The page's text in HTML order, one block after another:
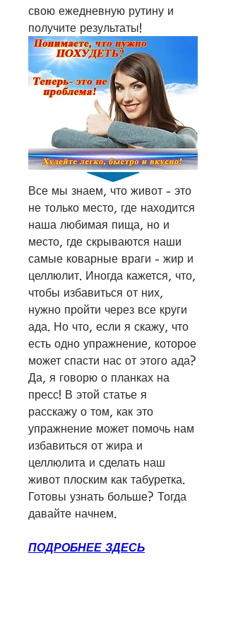
свою ежедневную рутину и
получите результаты!
Все мы знаем, что живот - это
не только место, где находится
наша любимая пища, но и
место, где скрываются наши
самые коварные враги - жир и
целлюлит. Иногда кажется, что,
чтобы избавиться от них,
нужно пройти через все круги
ада. Но что, если я скажу, что
есть одно упражнение, которое
может спасти нас от этого ада?
Да, я говорю о планках на
пресс! В этой статье я
расскажу о том, как это
упражнение может помочь нам
избавиться от жира и
целлюлита и сделать наш
живот плоским как табуретка.
Готовы узнать больше? Тогда
давайте начнем.
ПОДРОБНЕЕ ЗДЕСЬ